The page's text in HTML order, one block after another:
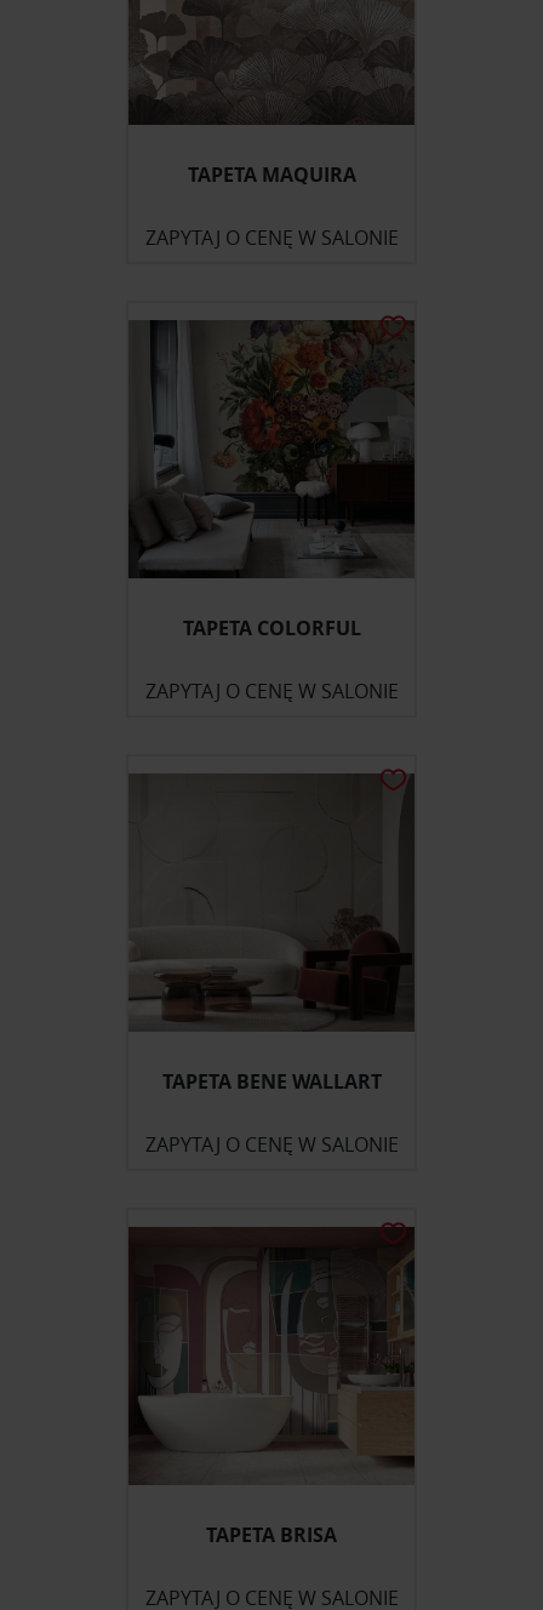
TAPETA MAQUIRA
ZAPYTAJ O CENĘ W SALONIE
TAPETA COLORFUL
ZAPYTAJ O CENĘ W SALONIE
TAPETA BENE WALLART
ZAPYTAJ O CENĘ W SALONIE
TAPETA BRISA
ZAPYTAJ O CENĘ W SALONIE